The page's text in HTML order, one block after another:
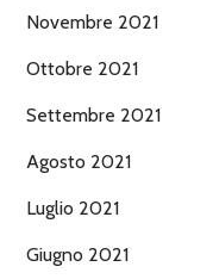
Novembre 2021
Ottobre 2021
Settembre 2021
Agosto 2021
Luglio 2021
Giugno 2021